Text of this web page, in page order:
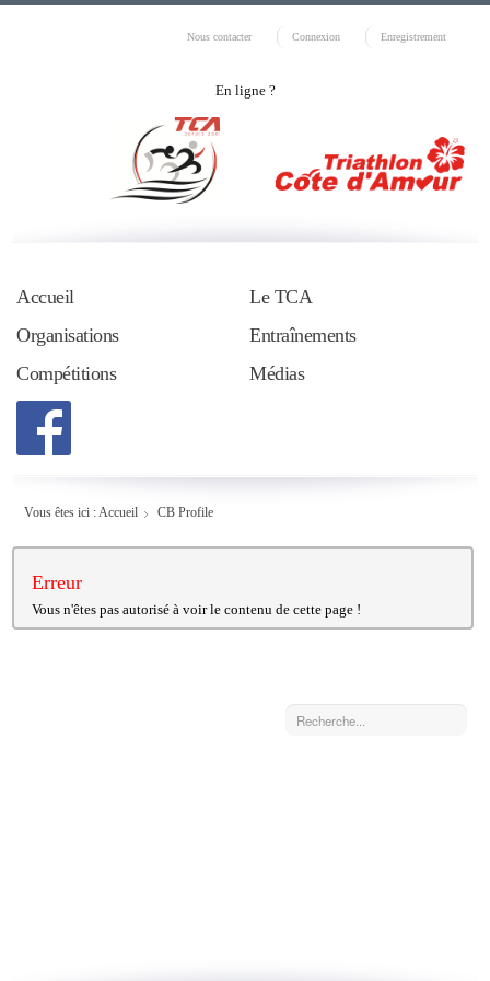
Nous contacter Connexion Enregistrement
En ligne ?
Accueil
Le TCA
Organisations
Entraînements
Compétitions
Médias
Vous êtes ici :Accueil CB Profile
Erreur
Vous n'êtes pas autorisé à voir le contenu de cette page !